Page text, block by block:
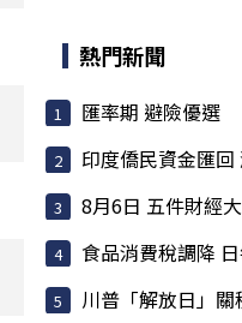
熱門新聞
匯率期 避險優選
印度僑民資金匯回 激勵盧
8月6日 五件財經
食品消費稅調降 日每年財
川普「解放日」關稅已退還約